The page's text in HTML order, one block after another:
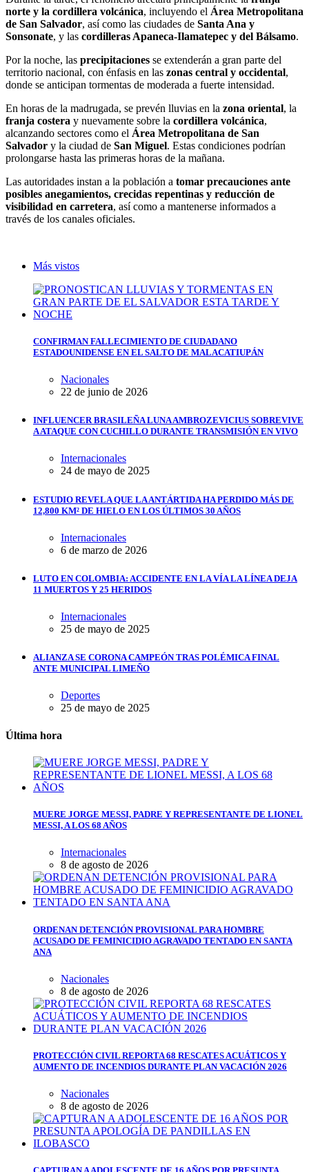
norte y la cordillera volcánica, incluyendo el Área Metropolitana
de San Salvador, así como las ciudades de Santa Ana y
Sonsonate, y las cordilleras Apaneca-Ilamatepec y del Bálsamo.
Por la noche, las precipitaciones se extenderán a gran parte del
territorio nacional, con énfasis en las zonas central y occidental,
donde se anticipan tormentas de moderada a fuerte intensidad.
En horas de la madrugada, se prevén lluvias en la zona oriental, la
franja costera y nuevamente sobre la cordillera volcánica,
alcanzando sectores como el Área Metropolitana de San
Salvador y la ciudad de San Miguel. Estas condiciones podrían
prolongarse hasta las primeras horas de la mañana.
Las autoridades instan a la población a tomar precauciones ante
posibles anegamientos, crecidas repentinas y reducción de
visibilidad en carretera, así como a mantenerse informados a
través de los canales oficiales.
Más vistos
CONFIRMAN FALLECIMIENTO DE CIUDADANO
ESTADOUNIDENSE EN EL SALTO DE MALACATIUPÁN
Nacionales
22 de junio de 2026
INFLUENCER BRASILEÑA LUNA AMBROZEVICIUS SOBREVIVE
A ATAQUE CON CUCHILLO DURANTE TRANSMISIÓN EN VIVO
Internacionales
24 de mayo de 2025
ESTUDIO REVELA QUE LA ANTÁRTIDA HA PERDIDO MÁS DE
12,800 KM² DE HIELO EN LOS ÚLTIMOS 30 AÑOS
Internacionales
6 de marzo de 2026
LUTO EN COLOMBIA: ACCIDENTE EN LA VÍA LA LÍNEA DEJA
11 MUERTOS Y 25 HERIDOS
Internacionales
25 de mayo de 2025
ALIANZA SE CORONA CAMPEÓN TRAS POLÉMICA FINAL
ANTE MUNICIPAL LIMEÑO
Deportes
25 de mayo de 2025
Última hora
MUERE JORGE MESSI, PADRE Y REPRESENTANTE DE LIONEL
MESSI, A LOS 68 AÑOS
Internacionales
8 de agosto de 2026
ORDENAN DETENCIÓN PROVISIONAL PARA HOMBRE
ACUSADO DE FEMINICIDIO AGRAVADO TENTADO EN SANTA
ANA
Nacionales
8 de agosto de 2026
PROTECCIÓN CIVIL REPORTA 68 RESCATES ACUÁTICOS Y
AUMENTO DE INCENDIOS DURANTE PLAN VACACIÓN 2026
Nacionales
8 de agosto de 2026